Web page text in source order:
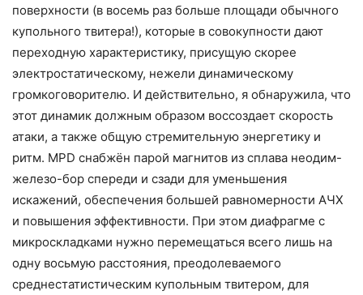
поверхности (в восемь раз больше площади обычного
купольного твитера!), которые в совокупности дают
переходную характеристику, присущую скорее
электростатическому, нежели динамическому
громкоговорителю. И действительно, я обнаружила, что
этот динамик должным образом воссоздает скорость
атаки, а также общую стремительную энергетику и
ритм. MPD снабжён парой магнитов из сплава неодим-
железо-бор спереди и сзади для уменьшения
искажений, обеспечения большей равномерности АЧХ
и повышения эффективности. При этом диафрагме с
микроскладками нужно перемещаться всего лишь на
одну восьмую расстояния, преодолеваемого
среднестатистическим купольным твитером, для